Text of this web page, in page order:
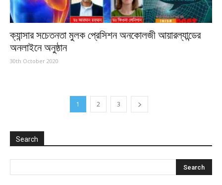
ক্যান্সার সচেতনতা মুলক প্রেসিশন অনকোলজী আয়ারল্যান্ডের
অনলাইনে অনুষ্ঠান
30th October 2020
1 2 3
Search